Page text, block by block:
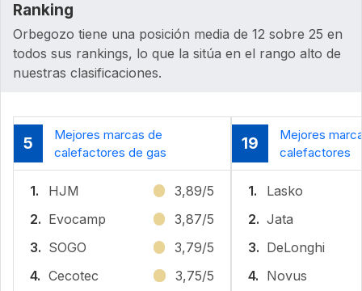
Ranking
Orbegozo tiene una posición media de 12 sobre 25 en
todos sus rankings, lo que la sitúa en el rango alto de
nuestras clasificaciones.
5
Mejores marcas de
calefactores de gas
1. HJM
3,89/5
2. Evocamp
3,87/5
3. SOGO
3,79/5
4. Cecotec
3,75/5
19
Mejores
calefactores
1.
Lasko
2. Jata
3. DeLonghi
4. Novus